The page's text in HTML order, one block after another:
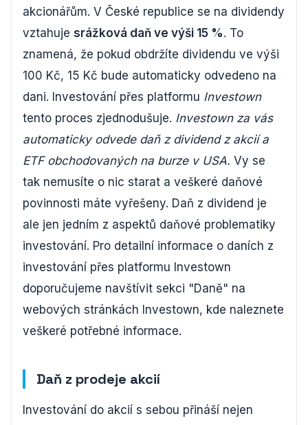
akcionářům. V České republice se na dividendy
vztahuje srážková daň ve výši 15 %. To
znamená, že pokud obdržíte dividendu ve výši
100 Kč, 15 Kč bude automaticky odvedeno na
dani. Investování přes platformu Investown
tento proces zjednodušuje. Investown za vás
automaticky odvede daň z dividend z akcií a
ETF obchodovaných na burze v USA. Vy se
tak nemusíte o nic starat a veškeré daňové
povinnosti máte vyřešeny. Daň z dividend je
ale jen jedním z aspektů daňové problematiky
investování. Pro detailní informace o daních z
investování přes platformu Investown
doporučujeme navštívit sekci "Daně" na
webových stránkách Investown, kde naleznete
veškeré potřebné informace.
Daň z prodeje akcií
Investování do akcií s sebou přináší nejen